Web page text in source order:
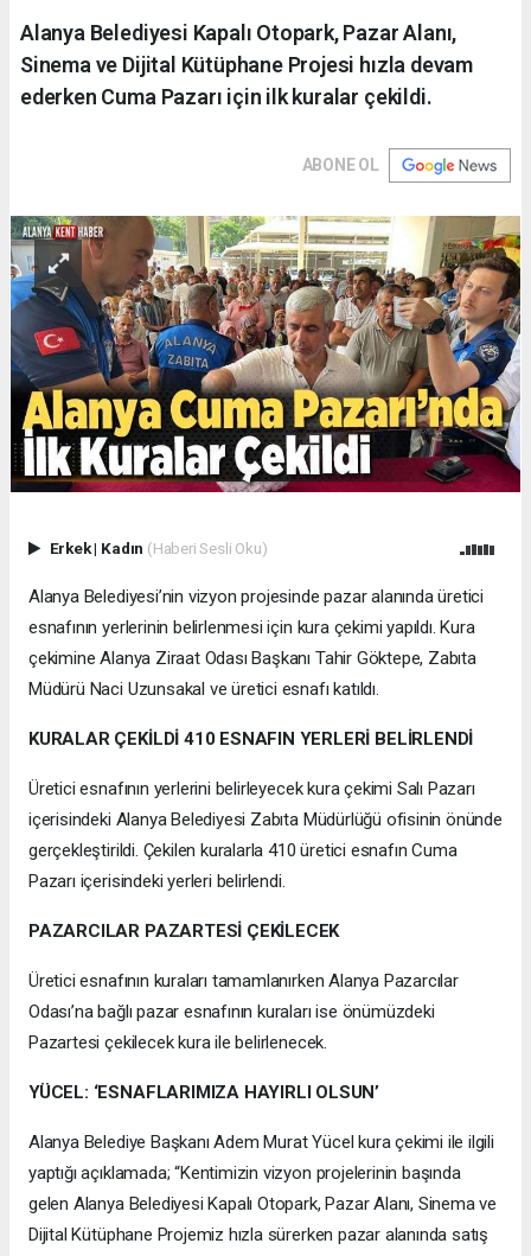
Alanya Belediyesi Kapalı Otopark, Pazar Alanı,
Sinema ve Dijital Kütüphane Projesi hızla devam
ederken Cuma Pazarı için ilk kuralar çekildi.
ABONE OL
Erkek| Kadın (Haberi Sesli Oku)
Alanya Belediyesi’nin vizyon projesinde pazar alanında üretici
esnafının yerlerinin belirlenmesi için kura çekimi yapıldı. Kura
çekimine Alanya Ziraat Odası Başkanı Tahir Göktepe, Zabıta
Müdürü Naci Uzunsakal ve üretici esnafı katıldı.
KURALAR ÇEKİLDİ 410 ESNAFIN YERLERİ BELİRLENDİ
Üretici esnafının yerlerini belirleyecek kura çekimi Salı Pazarı
içerisindeki Alanya Belediyesi Zabıta Müdürlüğü ofisinin önünde
gerçekleştirildi. Çekilen kuralarla 410 üretici esnafın Cuma
Pazarı içerisindeki yerleri belirlendi.
PAZARCILAR PAZARTESİ ÇEKİLECEK
Üretici esnafının kuraları tamamlanırken Alanya Pazarcılar
Odası’na bağlı pazar esnafının kuraları ise önümüzdeki
Pazartesi çekilecek kura ile belirlenecek.
YÜCEL: ‘ESNAFLARIMIZA HAYIRLI OLSUN’
Alanya Belediye Başkanı Adem Murat Yücel kura çekimi ile ilgili
yaptığı açıklamada; “Kentimizin vizyon projelerinin başında
gelen Alanya Belediyesi Kapalı Otopark, Pazar Alanı, Sinema ve
Dijital Kütüphane Projemiz hızla sürerken pazar alanında satış